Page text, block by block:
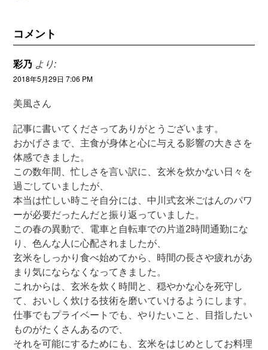
コメント
彩乃 より:
2018年5月29日 7:06 PM
美風さん
記事に書いてくださってありがとうございます。
おかげさまで、主食が身体と心に与える影響の大きさを
体感できました。
この数年間、忙しさを言い訳に、玄米を炊かない日々を
過ごしていましたが、
本当は忙しい時こそ自分には、中川式玄米ごはんのパワ
ーが必要だったんだと振り返っていました。
この春の異動で、電車と自転車での片道2時間通勤にな
り、色んな人に心配されましたが、
玄米をしっかり食べ始めてから、時間の長さや疲れがあ
まり気にならなくなってきました。
これからは、玄米を炊く時間と、穏やかな心を死守し
て、おいしく炊ける技術を磨いていけるようにします。
仕事でもプライベートでも、やりたいこと、目指したい
ものがたくさんあるので、
それを可能にするためにも、玄米をはじめとしてお料理